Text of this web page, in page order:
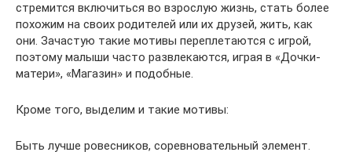
стремится включиться во взрослую жизнь, стать более
похожим на своих родителей или их друзей, жить, как
они. Зачастую такие мотивы переплетаются с игрой,
поэтому малыши часто развлекаются, играя в «Дочки-
матери», «Магазин» и подобные.
Кроме того, выделим и такие мотивы:
Быть лучше ровесников, соревновательный элемент.